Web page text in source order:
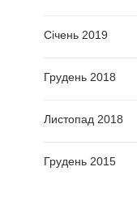
Січень 2019
Грудень 2018
Листопад 2018
Грудень 2015